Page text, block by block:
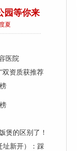
园等你来
夏
医院
双资质获推荐
煲的区别了！
址新开）：踩